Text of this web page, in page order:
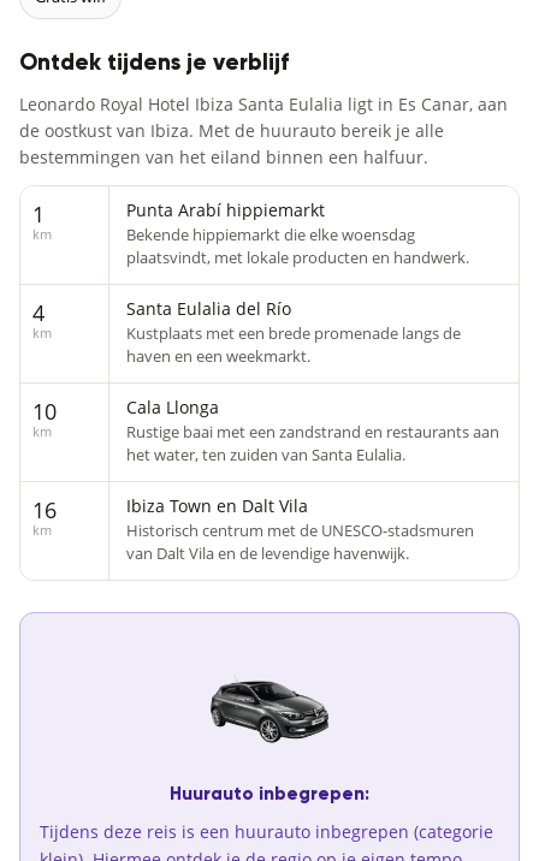
Ontdek tijdens je verblijf
Leonardo Royal Hotel Ibiza Santa Eulalia ligt in Es Canar, aan
de oostkust van Ibiza. Met de huurauto bereik je alle
bestemmingen van het eiland binnen een halfuur.
1
km
Punta Arabí hippiemarkt
Bekende hippiemarkt die elke woensdag
plaatsvindt, met lokale producten en handwerk.
4
km
Santa Eulalia del Río
Kustplaats met een brede promenade langs de
haven en een weekmarkt.
10
km
Cala Llonga
Rustige baai met een zandstrand en restaurants aan
het water, ten zuiden van Santa Eulalia.
16
km
Ibiza Town en Dalt Vila
Historisch centrum met de UNESCO-stadsmuren
van Dalt Vila en de levendige havenwijk.
Huurauto inbegrepen:
Tijdens deze reis is een huurauto inbegrepen (categorie